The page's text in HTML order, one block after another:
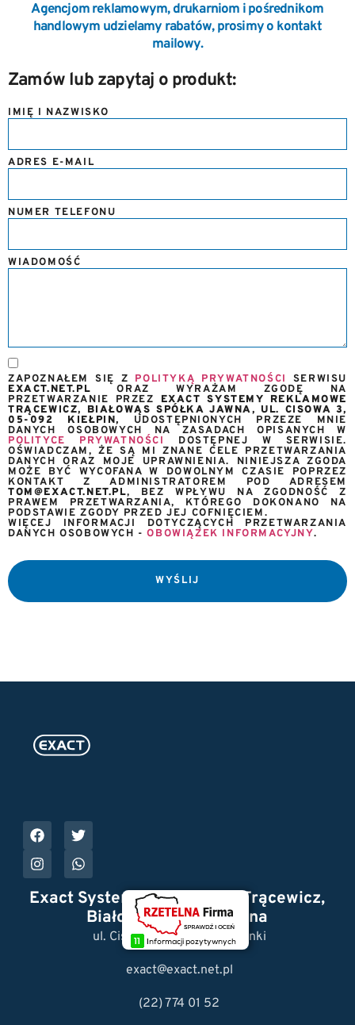
Agencjom reklamowym, drukarniom i pośrednikom
handlowym udzielamy rabatów, prosimy o kontakt
mailowy.
Zamów lub zapytaj o produkt:
IMIĘ I NAZWISKO
ADRES E-MAIL
NUMER TELEFONU
WIADOMOŚĆ
ZAPOZNAŁEM SIĘ Z POLITYKĄ PRYWATNOŚCI
SERWISU
EXACT.NET.PL ORAZ WYRAŻAM ZGODĘ NA
PRZETWARZANIE PRZEZ EXACT SYSTEMY REKLAMOWE
TRĄCEWICZ, BIAŁOWĄS SPÓŁKA JAWNA, UL. CISOWA 3,
05-092 KIEŁPIN, UDOSTĘPNIONYCH PRZEZE MNIE
DANYCH OSOBOWYCH NA ZASADACH OPISANYCH W
POLITYCE PRYWATNOŚCI
DOSTĘPNEJ W SERWISIE.
OŚWIADCZAM, ŻE SĄ MI ZNANE CELE PRZETWARZANIA
DANYCH ORAZ MOJE UPRAWNIENIA. NINIEJSZA ZGODA
MOŻE BYĆ WYCOFANA W DOWOLNYM CZASIE POPRZEZ
KONTAKT Z ADMINISTRATOREM POD ADRESEM
TOM@EXACT.NET.PL, BEZ WPŁYWU NA ZGODNOŚĆ Z
PRAWEM PRZETWARZANIA, KTÓREGO DOKONANO NA
PODSTAWIE ZGODY PRZED JEJ COFNIĘCIEM.
WIĘCEJ INFORMACJI DOTYCZĄCYCH PRZETWARZANIA
DANYCH OSOBOWYCH -OBOWIĄZEK INFORMACYJNY.
WYŚLIJ
Exact Systemy Reklamowe Trącewicz,
Białowąs Spółka Jawna
ul. Cisowa 3, 05-092 Łomianki
exact@exact.net.pl
(22) 774 01 52